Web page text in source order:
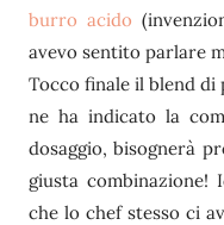
burro acido
avevo sentito parlare
Tocco finale il blend di
ne ha indicato la
dosaggio, bisognerà
giusta
che lo chef stesso ci